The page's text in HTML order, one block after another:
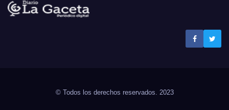
© Todos los derechos reservados. 2023